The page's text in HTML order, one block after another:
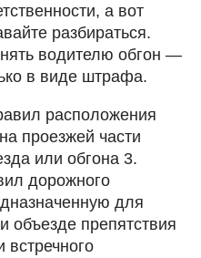
а вот
разбираться.
водителю обгон —
в виде штрафа.
расположения
проезжей части
или обгона 3.
дорожного
для
объезде препятствия